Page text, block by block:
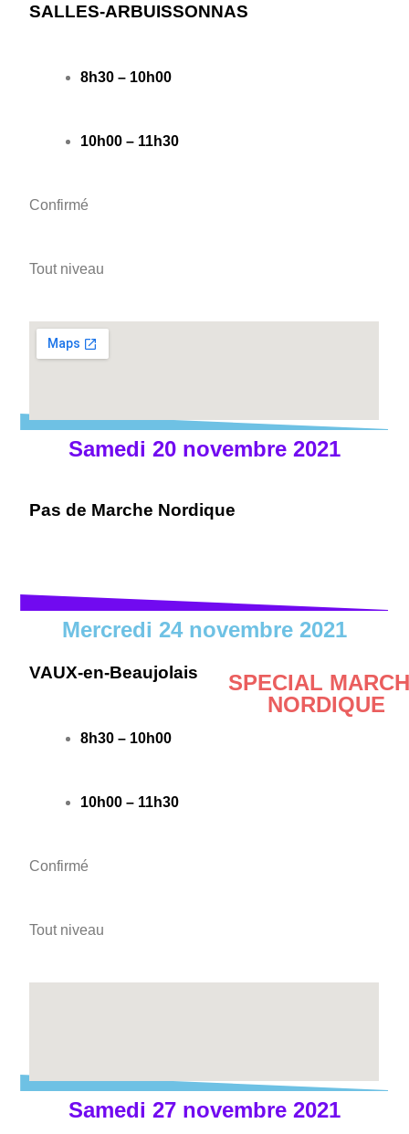
SALLES-ARBUISSONNAS
8h30 – 10h00
10h00 – 11h30
Confirmé
Tout niveau
Samedi 20 novembre 2021
SPECIAL
NORDIQUE
Pas de Marche Nordique
Mercredi 24 novembre 2021
VAUX-en-Beaujolais
8h30 – 10h00
10h00 – 11h30
Confirmé
Tout niveau
Samedi 27 novembre 2021